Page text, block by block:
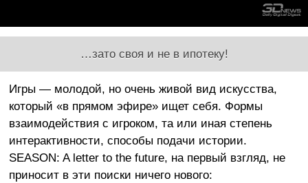
…зато своя и не в ипотеку!
Игры — молодой, но очень живой вид искусства,
который «в прямом эфире» ищет себя. Формы
взаимодействия с игроком, та или иная степень
интерактивности, способы подачи истории.
SEASON: A letter to the future, на первый взгляд, не
приносит в эти поиски ничего нового: